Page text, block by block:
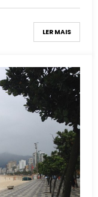
LER MAIS